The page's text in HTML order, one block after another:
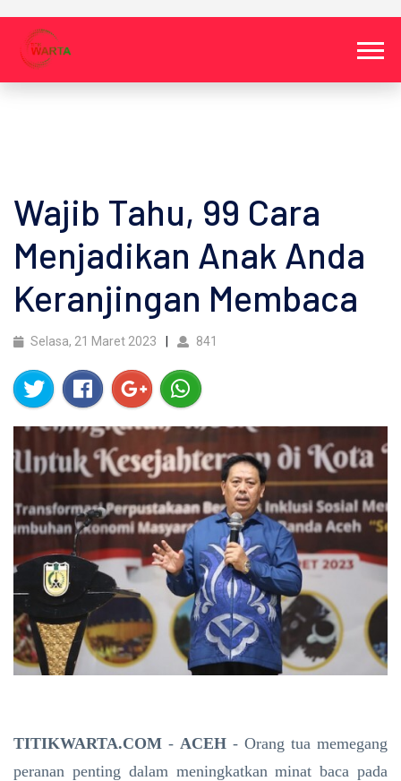
Wajib Tahu, 99 Cara
Menjadikan Anak Anda
Keranjingan Membaca
Selasa, 21 Maret 2023 841
TITIKWARTA.COM - ACEH - Orang tua memegang
peranan penting dalam meningkatkan minat baca pada